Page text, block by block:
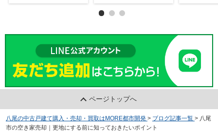
ページトップへ
八尾の中古戸建て購入・売却・買取はMORE都市開発 > ブログ記事一覧 > 八尾
市の空き家売却｜更地にする前に知っておきたいポイント